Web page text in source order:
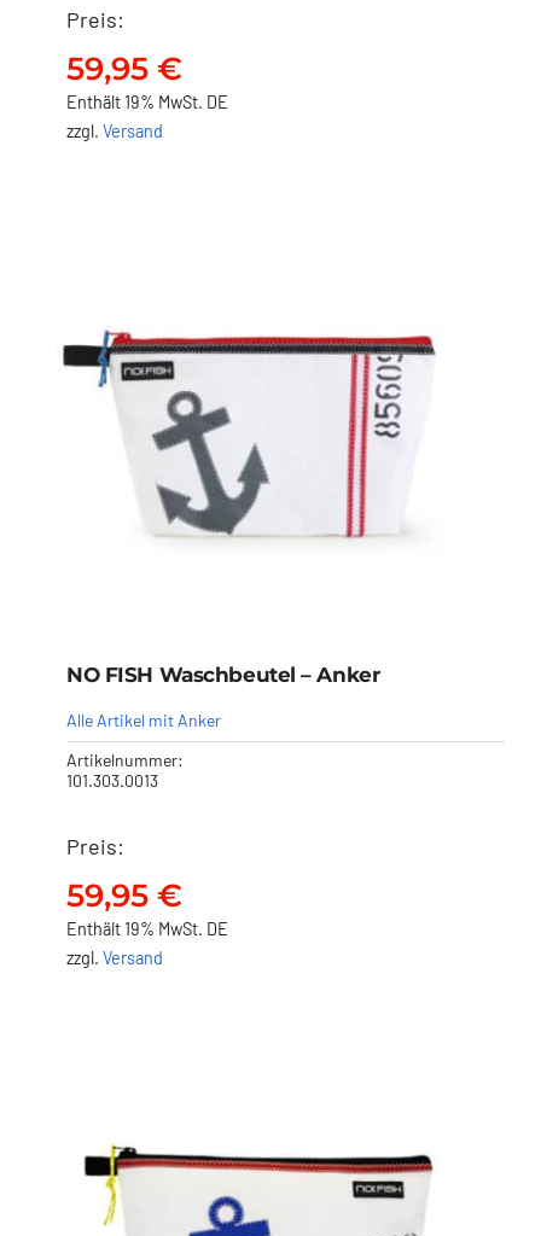
NO FISH Waschbeutel –
59,95
Preis:
59,95 €
Enthält 19% MwSt. DE
zzgl. Versand
NO FISH Waschbeutel –
59,95
NO FISH Waschbeutel – Anker
Alle Artikel mit Anker
Artikelnummer:
101.303.0013
Preis:
59,95 €
Enthält 19% MwSt. DE
zzgl. Versand